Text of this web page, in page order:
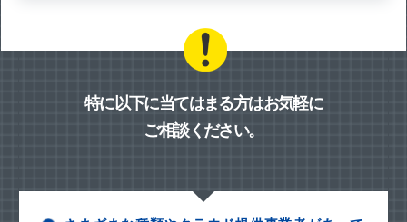
特に以下に当てはまる方はお気軽に
ご相談ください。